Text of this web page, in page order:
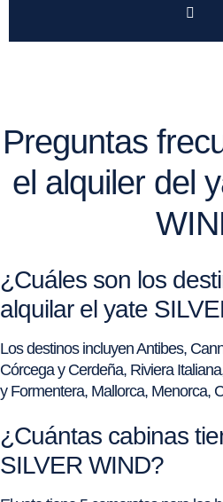
Preguntas
el alquiler del
¿Cuáles son los
alquilar el yate
Los destinos incluyen Antibes,
Córcega y Cerdeña, Riviera
y Formentera, Mallorca, Menorca,
¿Cuántas cabinas
SILVER WIND?